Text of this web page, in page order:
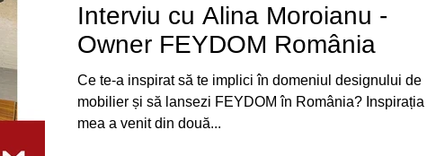
Interviu cu Alina Moroianu -
Owner FEYDOM România
Ce te-a inspirat să te implici în domeniul designului de
mobilier și să lansezi FEYDOM în România? Inspirația
mea a venit din două...